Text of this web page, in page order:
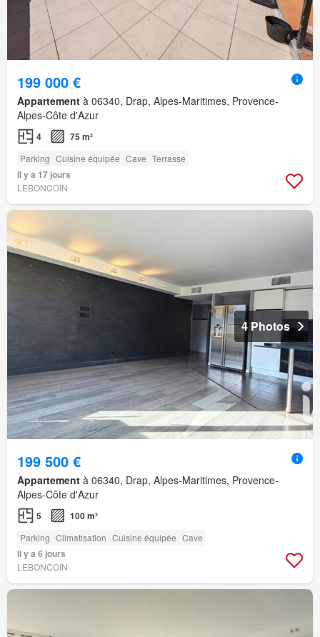
199 000 €
Appartement à 06340, Drap, Alpes-Maritimes, Provence-
Alpes-Côte d'Azur
4 75 m²
Parking Cuisine équipée Cave Terrasse
Il y a 17 jours
LEBONCOIN
4 Photos
199 500 €
Appartement à 06340, Drap, Alpes-Maritimes, Provence-
Alpes-Côte d'Azur
5 100 m²
Parking Climatisation Cuisine équipée Cave
Il y a 6 jours
LEBONCOIN